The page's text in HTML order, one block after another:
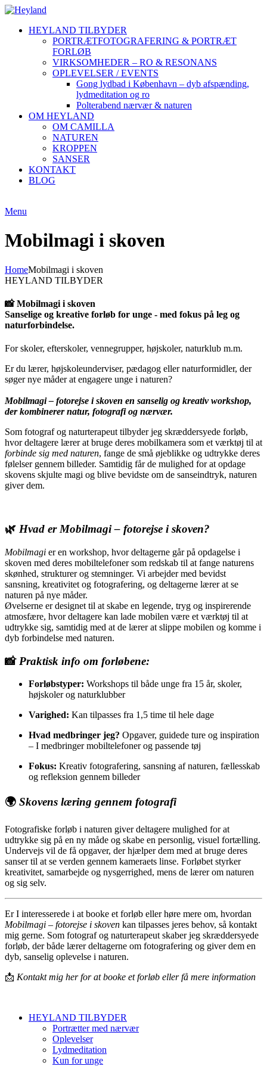
HEYLAND TILBYDER
PORTRÆTFOTOGRAFERING & PORTRÆT
FORLØB
VIRKSOMHEDER – RO & RESONANS
OPLEVELSER / EVENTS
Gong lydbad i København – dyb afspænding,
lydmeditation og ro
Polterabend nærvær & naturen
OM HEYLAND
OM CAMILLA
NATUREN
KROPPEN
SANSER
KONTAKT
BLOG
Menu
Mobilmagi i skoven
HomeMobilmagi i skoven
HEYLAND TILBYDER
📸 Mobilmagi i skoven
Sanselige og kreative forløb for unge - med fokus på leg og
naturforbindelse.
For skoler, efterskoler, vennegrupper, højskoler, naturklub m.m.
Er du lærer, højskoleunderviser, pædagog eller naturformidler, der
søger nye måder at engagere unge i naturen?
Mobilmagi – fotorejse i skoven en sanselig og kreativ workshop,
der kombinerer natur, fotografi og nærvær.
Som fotograf og naturterapeut tilbyder jeg skræddersyede forløb,
hvor deltagere lærer at bruge deres mobilkamera som et værktøj til at
forbinde sig med naturen, fange de små øjeblikke og udtrykke deres
følelser gennem billeder. Samtidig får de mulighed for at opdage
skovens skjulte magi og blive bevidste om de sanseindtryk, naturen
giver dem.
🌿 Hvad er Mobilmagi – fotorejse i skoven?
Mobilmagi er en workshop, hvor deltagerne går på opdagelse i
skoven med deres mobiltelefoner som redskab til at fange naturens
skønhed, strukturer og stemninger. Vi arbejder med bevidst
sansning, kreativitet og fotografering, og deltagerne lærer at se
naturen på nye måder.
Øvelserne er designet til at skabe en legende, tryg og inspirerende
atmosfære, hvor deltagere kan lade mobilen være et værktøj til at
udtrykke sig, samtidig med at de lærer at slippe mobilen og komme i
dyb forbindelse med naturen.
📸 Praktisk info om forløbene:
Forløbstyper: Workshops til både unge fra 15 år, skoler,
højskoler og naturklubber
Varighed: Kan tilpasses fra 1,5 time til hele dage
Hvad medbringer jeg? Opgaver, guidede ture og inspiration
– I medbringer mobiltelefoner og passende tøj
Fokus: Kreativ fotografering, sansning af naturen, fællesskab
og refleksion gennem billeder
🌍 Skovens læring gennem fotografi
Fotografiske forløb i naturen giver deltagere mulighed for at
udtrykke sig på en ny måde og skabe en personlig, visuel fortælling.
Undervejs vil de få opgaver, der hjælper dem med at bruge deres
sanser til at se verden gennem kameraets linse. Forløbet styrker
kreativitet, samarbejde og nysgerrighed, mens de lærer om naturen
og sig selv.
Er I interesserede i at booke et forløb eller høre mere om, hvordan
Mobilmagi – fotorejse i skoven kan tilpasses jeres behov, så kontakt
mig gerne. Som fotograf og naturterapeut skaber jeg skræddersyede
forløb, der både lærer deltagerne om fotografering og giver dem en
dyb, sanselig oplevelse i naturen.
📩 Kontakt mig her for at booke et forløb eller få mere information
HEYLAND TILBYDER
Portrætter med nærvær
Oplevelser
Lydmeditation
Kun for unge